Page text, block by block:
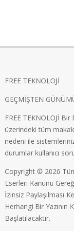
FREE TEKNOLOJİ
GEÇMİŞTEN
FREE TEKNOLOJİ
üzerindeki tüm
nedeni ile
durumlar kullanıcı
Copyright © 2026 Tüm
Eserleri Kanunu
İzinsiz Paylaşılması
Herhangi Bir Yazının
Başlatılacaktır.